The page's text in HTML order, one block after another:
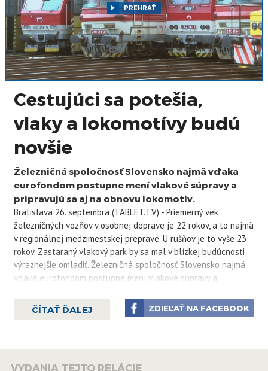
PREHRAŤ
Cestujúci sa potešia,
vlaky a lokomotívy budú
novšie
Železničná spoločnosť Slovensko najmä vďaka
eurofondom postupne mení vlakové súpravy a
pripravujú sa aj na obnovu lokomotív.
Bratislava 26. septembra (TABLET.TV) - Priemerný vek
železničných vozňov v osobnej doprave je 22 rokov, a to najmä
v regionálnej medzimestskej preprave. U rušňov je to vyše 23
rokov. Zastaraný vlakový park by sa mal v blízkej budúcnosti
výraznejšie omladiť. Železničná spoločnosť Slovensko najmä
vďaka eurofondom postupne mení vlakové súpravy a
Výrazne znížiť priemerný vek vlakových súprav a zlepšiť tak
ČÍTAŤ ĎALEJ ZDIEĽAŤ NA FACEBOOK
VYDANIA TEJTO RELÁCIE